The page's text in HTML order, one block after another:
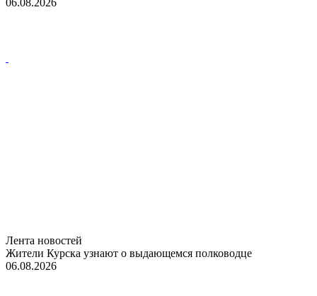
Лента новостей
Жители Курска узнают о выдающемся полководце
06.08.2026